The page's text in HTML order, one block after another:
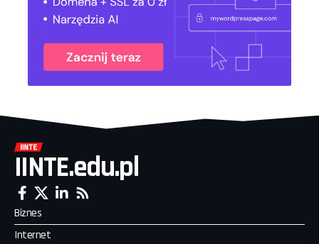
IINTE.edu.pl
Biznes
Internet